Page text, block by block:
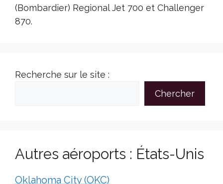
(Bombardier) Regional Jet 700 et Challenger
870.
Recherche sur le site :
Chercher
Autres aéroports : États-Unis
Oklahoma City (OKC)